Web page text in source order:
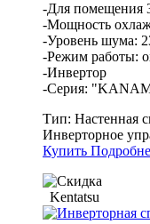
-Для помещения
-Мощность
-Уровень шума:
-Режим работы:
-Инвертор
-Серия:
Тип: Настенная
Инверторное
Купить
Kentatsu